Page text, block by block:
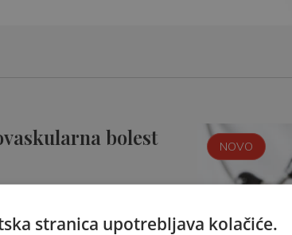
bolest NOVO
stranica upotrebljava kolačiće.